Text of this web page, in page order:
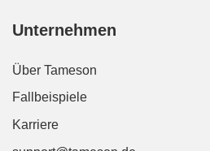
Unternehmen
Über Tameson
Fallbeispiele
Karriere